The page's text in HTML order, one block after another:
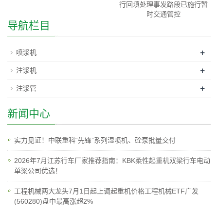
行回填处理事发路段已施行暂
时交通管控
导航栏目
喷浆机 +
注浆机 +
注浆管 +
新闻中心
实力见证！中联重科“先锋”系列湿喷机、砼泵批量交付
2026年7月江苏行车厂家推荐指南：KBK柔性起重机双梁行车电动
单梁公司优选！
工程机械两大龙头7月1日起上调起重机价格工程机械ETF广发
(560280)盘中最高涨超2%